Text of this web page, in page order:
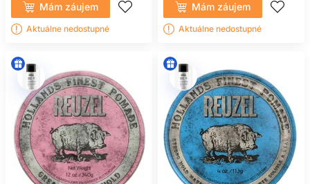
Iba ak výrobca uvádza použitie na bradu. Vlasová pomáda
nemusí byť vhodná na pokožku tváre.
Mám záujem
Aktuálne nedostupné
Mám záujem
Aktuálne nedostupné